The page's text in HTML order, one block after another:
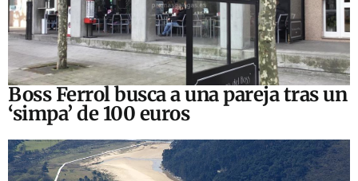
Boss Ferrol busca a una pareja tras un
‘simpa’ de 100 euros